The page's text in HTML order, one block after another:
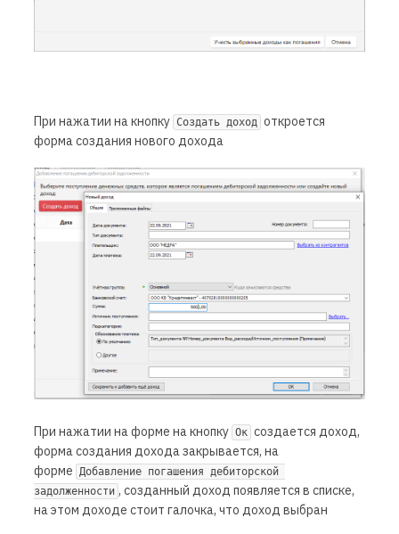
При нажатии на кнопку Создать доход откроется
форма создания нового дохода
При нажатии на форме на кнопку Ок создается доход,
форма создания дохода закрывается, на
форме Добавление погашения дебиторской
задолженности , созданный доход появляется в списке,
на этом доходе стоит галочка, что доход выбран